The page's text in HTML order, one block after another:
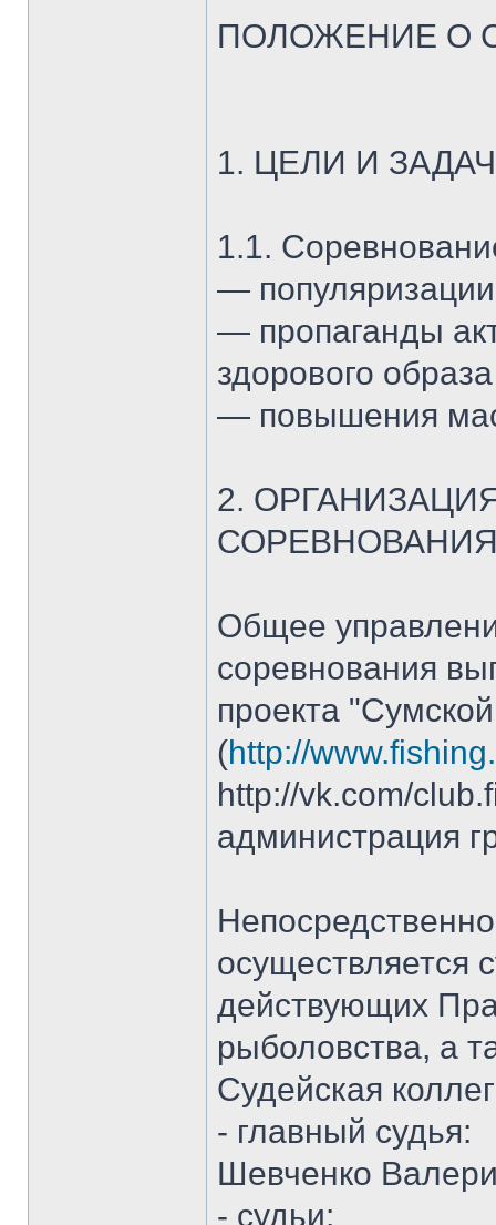
ПОЛОЖЕНИЕ О
1. ЦЕЛИ И
1.1.
—
— пропаганды
здорового
— повышения
2.
Общее
соревнования
проекта
(http://
http://vk.com/
администрация
осуществляется
действующих
рыболовства, а
Судейская
- главный судья:
Шевченко
- судьи: